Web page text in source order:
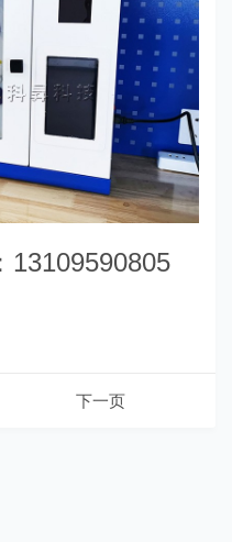
13109590805
下一页